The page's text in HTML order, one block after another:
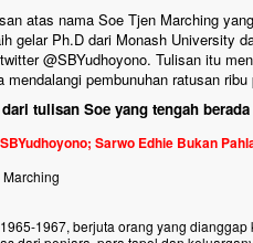
atas nama Soe Tjen Marching
gelar Ph.D dari Monash University
@SBYudhoyono. Tulisan itu
mendalangi pembunuhan ratusan
tulisan Soe yang tengah
Sarwo Edhie Bukan
Marching
1967, berjuta orang yang